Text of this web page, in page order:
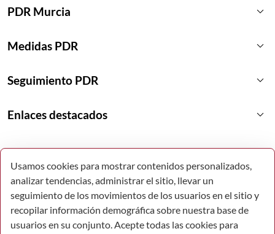
PDR Murcia keyboard_arrow_down
Medidas PDR keyboard_arrow_down
Seguimiento PDR keyboard_arrow_down
Enlaces destacados keyboard_arrow_down
Usamos cookies para mostrar contenidos personalizados,
analizar tendencias, administrar el sitio, llevar un
seguimiento de los movimientos de los usuarios en el sitio y
recopilar información demográfica sobre nuestra base de
usuarios en su conjunto. Acepte todas las cookies para